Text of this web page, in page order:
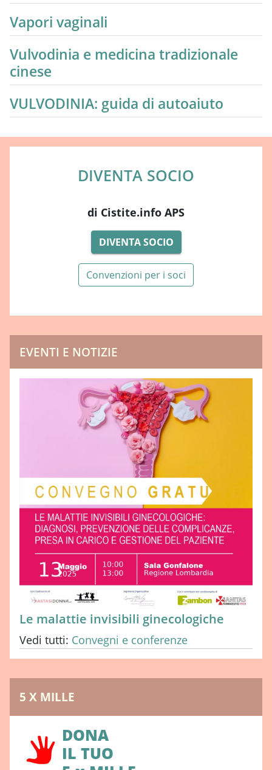
Vapori vaginali
Vulvodinia e medicina tradizionale
cinese
VULVODINIA: guida di autoaiuto
DIVENTA SOCIO
di Cistite.info APS
DIVENTA SOCIO
Convenzioni per i soci
EVENTI E NOTIZIE
Le malattie invisibili ginecologiche
Vedi tutti: Convegni e conferenze
5 X MILLE
DONA
IL TUO